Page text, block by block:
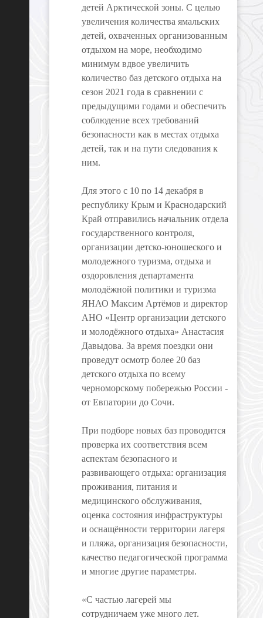
детей Арктической зоны. С целью
увеличения количества ямальских
детей, охваченных организованным
отдыхом на море, необходимо
минимум вдвое увеличить
количество баз детского отдыха на
сезон 2021 года в сравнении с
предыдущими годами и обеспечить
соблюдение всех требований
безопасности как в местах отдыха
детей, так и на пути следования к
ним.
Для этого с 10 по 14 декабря в
республику Крым и Краснодарский
Край отправились начальник отдела
государственного контроля,
организации детско-юношеского и
молодежного туризма, отдыха и
оздоровления департамента
молодёжной политики и туризма
ЯНАО Максим Артёмов и директор
АНО «Центр организации детского
и молодёжного отдыха» Анастасия
Давыдова. За время поездки они
проведут осмотр более 20 баз
детского отдыха по всему
черноморскому побережью России -
от Евпатории до Сочи.
При подборе новых баз проводится
проверка их соответствия всем
аспектам безопасного и
развивающего отдыха: организация
проживания, питания и
медицинского обслуживания,
оценка состояния инфраструктуры
и оснащённости территории лагеря
и пляжа, организация безопасности,
качество педагогической программа
и многие другие параметры.
«С частью лагерей мы
сотрудничаем уже много лет.